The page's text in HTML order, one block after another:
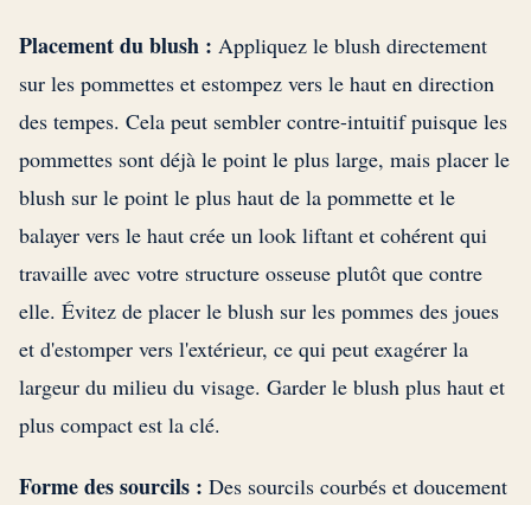
Placement du blush : Appliquez le blush directement
sur les pommettes et estompez vers le haut en direction
des tempes. Cela peut sembler contre-intuitif puisque les
pommettes sont déjà le point le plus large, mais placer le
blush sur le point le plus haut de la pommette et le
balayer vers le haut crée un look liftant et cohérent qui
travaille avec votre structure osseuse plutôt que contre
elle. Évitez de placer le blush sur les pommes des joues
et d'estomper vers l'extérieur, ce qui peut exagérer la
largeur du milieu du visage. Garder le blush plus haut et
plus compact est la clé.
Forme des sourcils : Des sourcils courbés et doucement